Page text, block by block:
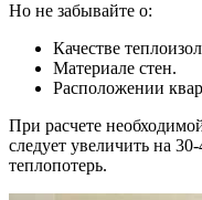
Но не забывайте о:
Качестве
Материале стен.
Расположении
При расчете
следует увеличить на
теплопотерь.